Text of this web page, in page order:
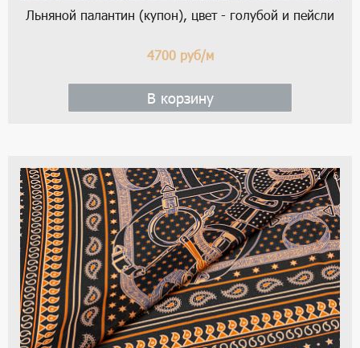
Льняной палантин (купон), цвет - голубой и пейсли
4700 руб/м
В корзину
1 / 6